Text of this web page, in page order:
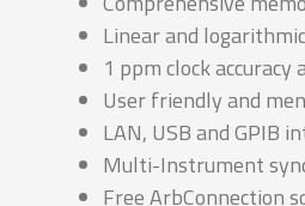
Linear and
1 ppm clock
User friendly and
LAN, USB and GPIB
Multi-Instrument
Free ArbConnection